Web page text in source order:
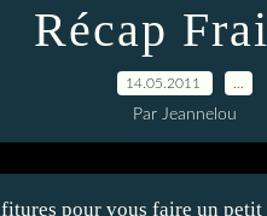
Récap
14.05.2011
Par Jeannelou
pour vous faire un petit